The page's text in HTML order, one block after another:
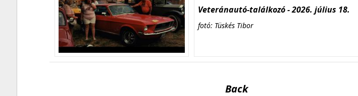
Veteránautó-találkozó - 2026. július 18.
fotó: Tüskés Tibor
Back